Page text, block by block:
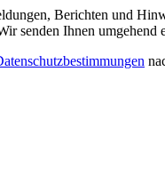
Berichten und
senden Ihnen